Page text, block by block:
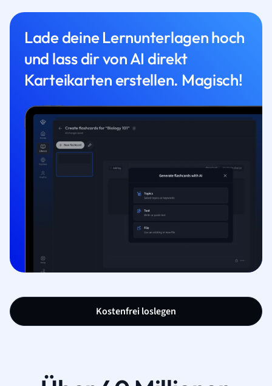
Lade deine Lernunterlagen hoch
und lass dir von AI direkt
Karteikarten erstellen. Magisch!
Kostenfrei loslegen